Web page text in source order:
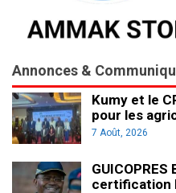
Annonces &
Kumy et le
pour les
7 Août, 2026
certification